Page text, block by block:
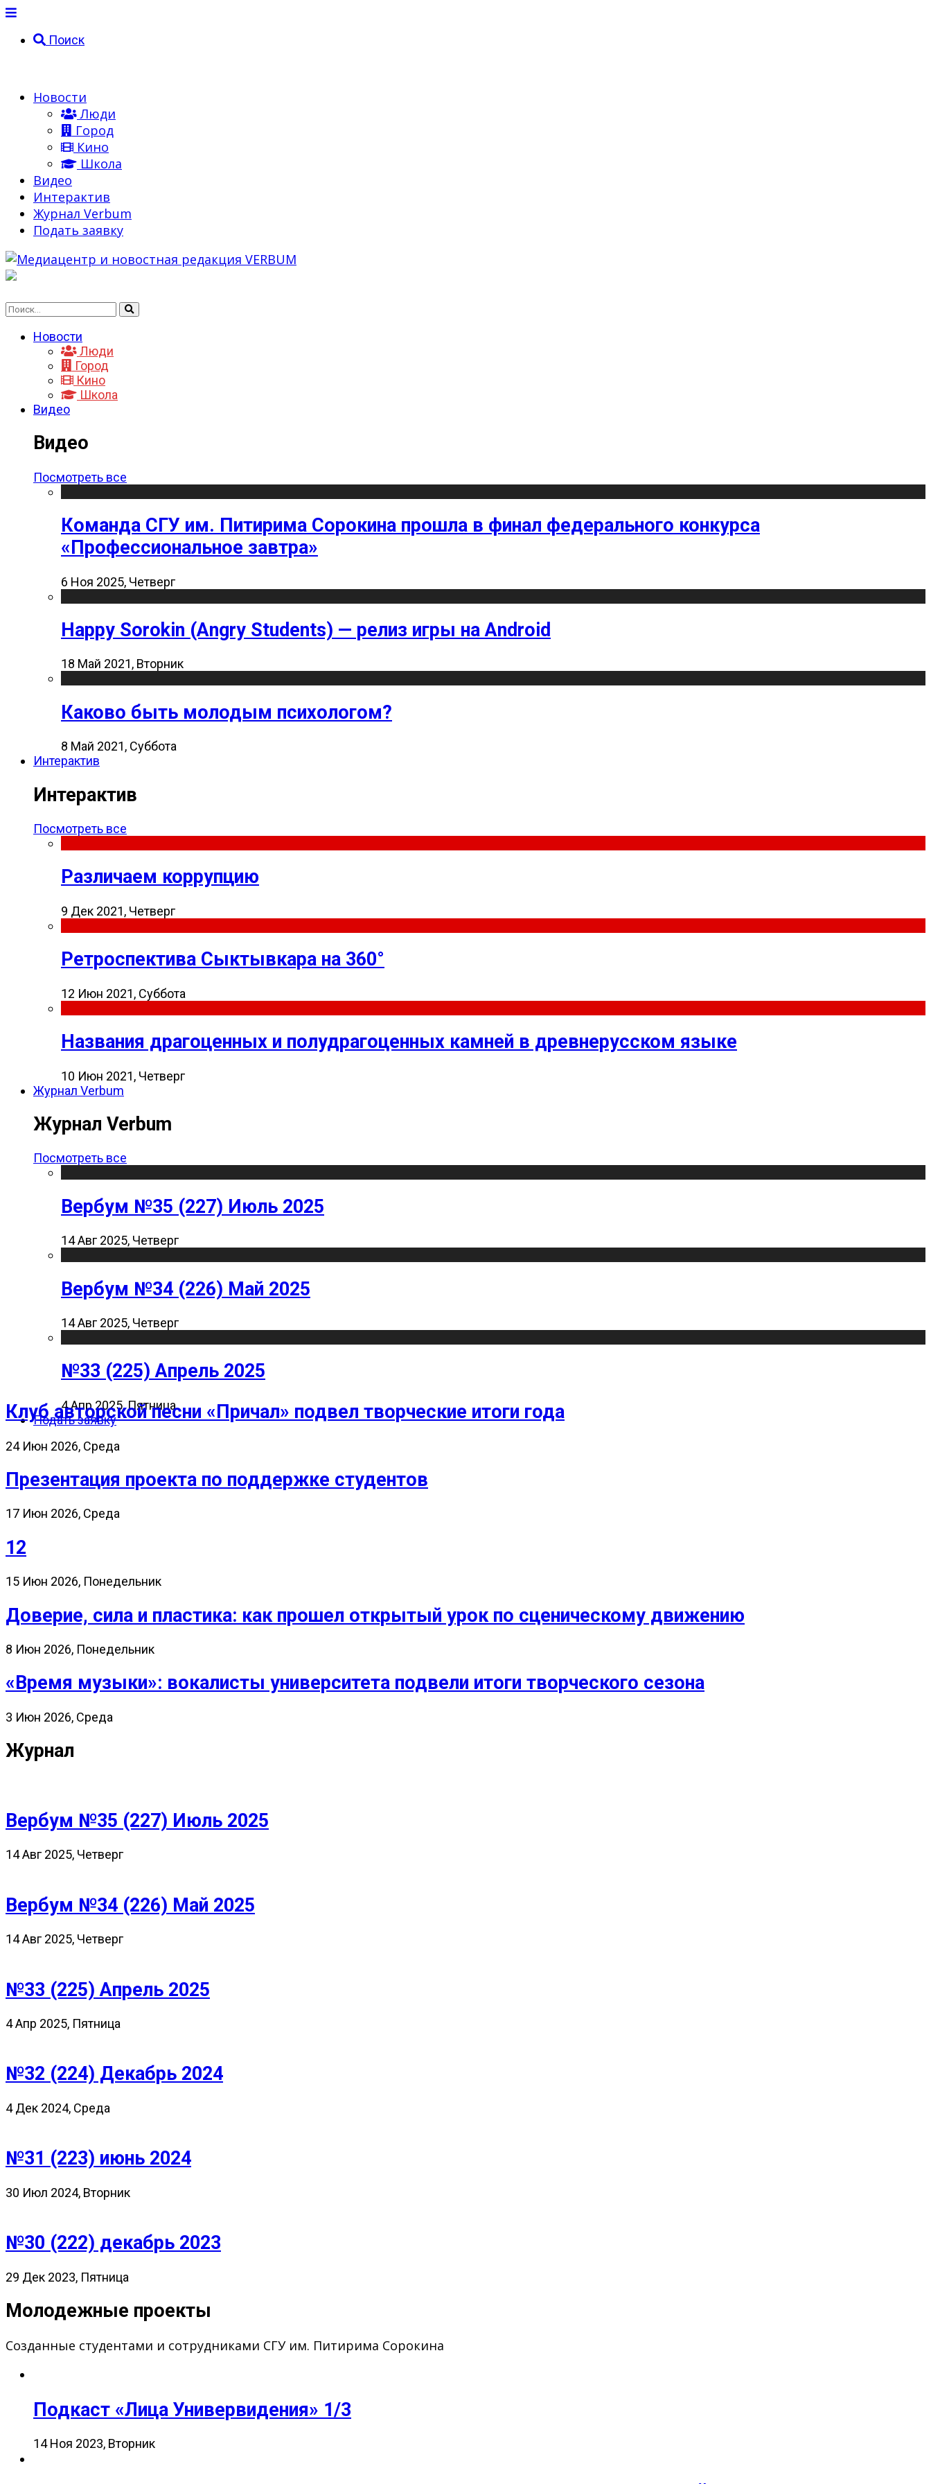
Поиск
Новости
Люди
Город
Кино
Школа
Видео
Интерактив
Журнал Verbum
Подать заявку
Новости
Люди
Город
Кино
Школа
Видео
Видео
Посмотреть все
Команда СГУ им. Питирима Сорокина прошла в финал федерального конкурса
«Профессиональное завтра»
6 Ноя 2025, Четверг
Happy Sorokin (Angry Students) — релиз игры на Android
18 Май 2021, Вторник
Каково быть молодым психологом?
8 Май 2021, Суббота
Интерактив
Интерактив
Посмотреть все
Различаем коррупцию
9 Дек 2021, Четверг
Ретроспектива Сыктывкара на 360°
12 Июн 2021, Суббота
Названия драгоценных и полудрагоценных камней в древнерусском языке
10 Июн 2021, Четверг
Журнал Verbum
Журнал Verbum
Посмотреть все
Вербум №35 (227) Июль 2025
14 Авг 2025, Четверг
Вербум №34 (226) Май 2025
14 Авг 2025, Четверг
№33 (225) Апрель 2025
4 Апр 2025, Пятница
Подать заявку
Клуб авторской песни «Причал» подвел творческие итоги года
24 Июн 2026, Среда
Презентация проекта по поддержке студентов
17 Июн 2026, Среда
12
15 Июн 2026, Понедельник
Доверие, сила и пластика: как прошел открытый урок по сценическому движению
8 Июн 2026, Понедельник
«Время музыки»: вокалисты университета подвели итоги творческого сезона
3 Июн 2026, Среда
Журнал
Вербум №35 (227) Июль 2025
14 Авг 2025, Четверг
Вербум №34 (226) Май 2025
14 Авг 2025, Четверг
№33 (225) Апрель 2025
4 Апр 2025, Пятница
№32 (224) Декабрь 2024
4 Дек 2024, Среда
№31 (223) июнь 2024
30 Июл 2024, Вторник
№30 (222) декабрь 2023
29 Дек 2023, Пятница
Молодежные проекты
Созданные студентами и сотрудниками СГУ им. Питирима Сорокина
Подкаст «Лица Универвидения» 1/3
14 Ноя 2023, Вторник